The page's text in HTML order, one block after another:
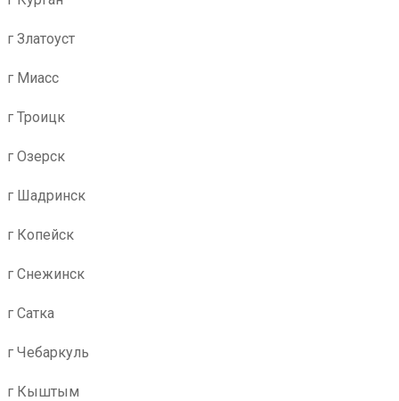
г Златоуст
г Миасс
г Троицк
г Озерск
г Шадринск
г Копейск
г Снежинск
г Сатка
г Чебаркуль
г Кыштым